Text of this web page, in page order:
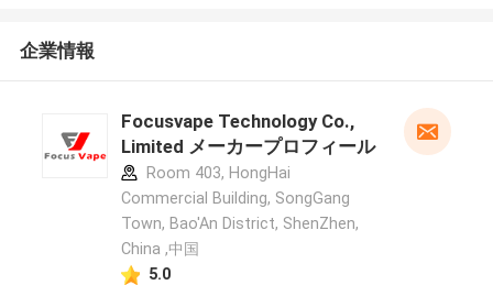
企業情報
Focusvape Technology Co.,
Limited メーカープロフィール
Room 403, HongHai
Commercial Building, SongGang
Town, Bao'An District, ShenZhen,
China ,中国
5.0